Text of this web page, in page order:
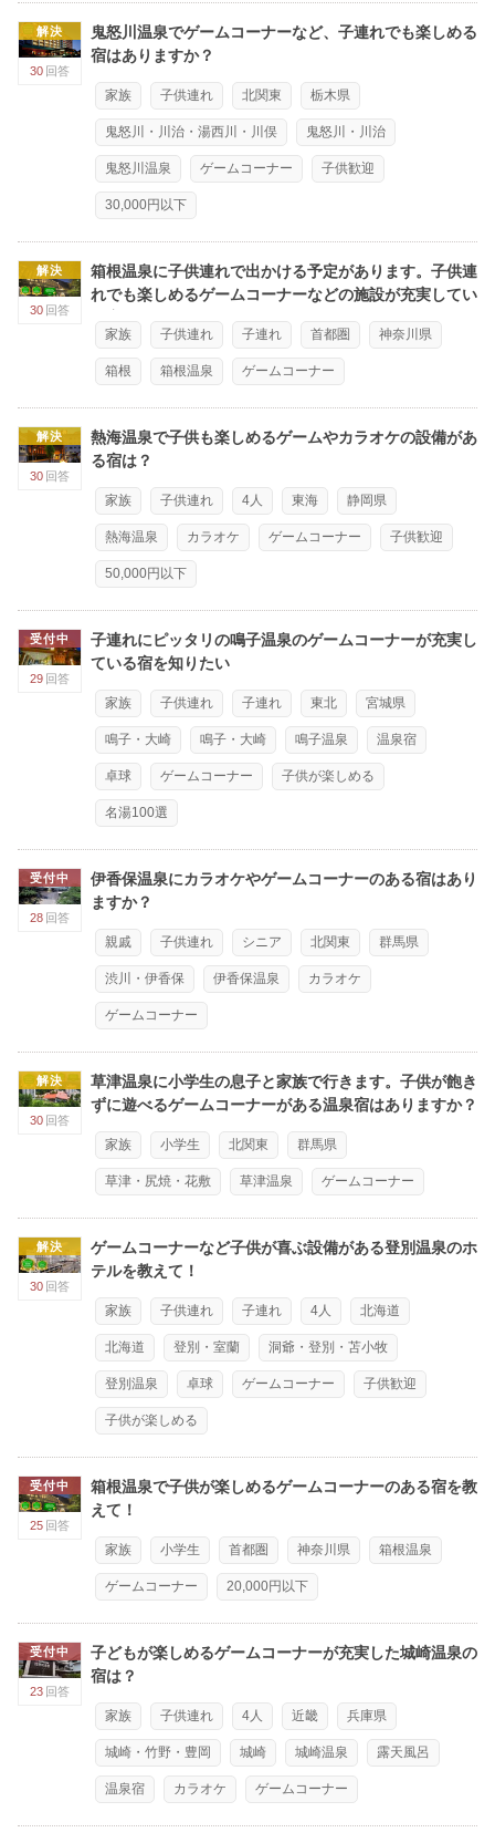
解決
30 回答
鬼怒川温泉でゲームコーナーなど、子連れでも楽しめる
宿はありますか？
家族 子供連れ 北関東 栃木県
鬼怒川・川治・湯西川・川俣 鬼怒川・川治
鬼怒川温泉 ゲームコーナー 子供歓迎
30,000円以下
解決
30 回答
箱根温泉に子供連れで出かける予定があります。子供連
れでも楽しめるゲームコーナーなどの施設が充実してい
る宿はありますか？
家族 子供連れ 子連れ 首都圏 神奈川県
箱根 箱根温泉 ゲームコーナー
解決
30 回答
熱海温泉で子供も楽しめるゲームやカラオケの設備があ
る宿は？
家族 子供連れ 4人 東海 静岡県
熱海温泉 カラオケ ゲームコーナー 子供歓迎
50,000円以下
受付中
29 回答
子連れにピッタリの鳴子温泉のゲームコーナーが充実し
ている宿を知りたい
家族 子供連れ 子連れ 東北 宮城県
鳴子・大崎 鳴子・大崎 鳴子温泉 温泉宿
卓球 ゲームコーナー 子供が楽しめる
名湯100選
受付中
28 回答
伊香保温泉にカラオケやゲームコーナーのある宿はあり
ますか？
親戚 子供連れ シニア 北関東 群馬県
渋川・伊香保 伊香保温泉 カラオケ
ゲームコーナー
解決
30 回答
草津温泉に小学生の息子と家族で行きます。子供が飽き
ずに遊べるゲームコーナーがある温泉宿はありますか？
家族 小学生 北関東 群馬県
草津・尻焼・花敷 草津温泉 ゲームコーナー
解決
30 回答
ゲームコーナーなど子供が喜ぶ設備がある登別温泉のホ
テルを教えて！
家族 子供連れ 子連れ 4人 北海道
北海道 登別・室蘭 洞爺・登別・苫小牧
登別温泉 卓球 ゲームコーナー 子供歓迎
子供が楽しめる
受付中
25 回答
箱根温泉で子供が楽しめるゲームコーナーのある宿を教
えて！
家族 小学生 首都圏 神奈川県 箱根温泉
ゲームコーナー 20,000円以下
受付中
23 回答
子どもが楽しめるゲームコーナーが充実した城崎温泉の
宿は？
家族 子供連れ 4人 近畿 兵庫県
城崎・竹野・豊岡 城崎 城崎温泉 露天風呂
温泉宿 カラオケ ゲームコーナー